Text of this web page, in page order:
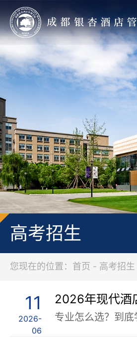
高考招生
您现在的位置：首页 - 高考招
11
2026-
06
2026年现代酒